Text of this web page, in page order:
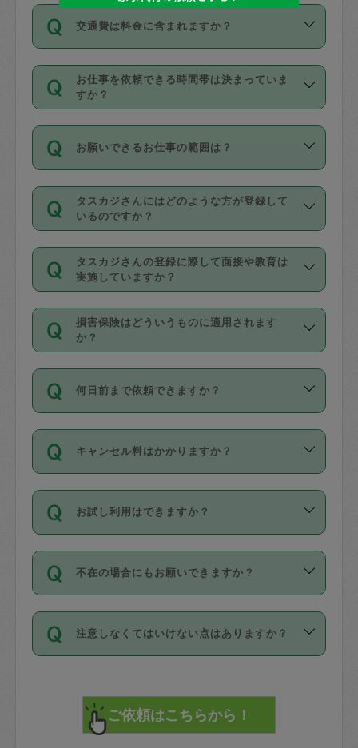
カード情報のご登録は、依頼リクエスト
を行う際にご入力ください。プロフィー
ル登録時にはご入力いただかなくても大
丈夫です。
デビットカード・プリペイドカード（Vプ
リカ、au WALLETなど）は支払にはご利
銀行振込や現金払いも対応していませ
なお、タスカジさんの交通費も、依頼料
金のご請求と合わせてお支払いとなりま
動計算で表示されます。
依頼には「スポット」と「定期（毎週｜
隔週）」があり、「定期」の依頼は「ス
ポット」よりお得な料金でご利用できま
す。
定期の最低利用回数は設けていない代わ
りに、一定数を超えたキャンセルは有償
（例：毎週定期の場合は３回以上のキャ
ンセルが有償（1200円、隔週定期の場合
は２回以上のキャンセルが有償（1200
交通費は料金に含まれますか？
交通費は依頼料金とは別途発生し、依頼
料金のご請求と合わせてお支払いとなり
ます。交通費の金額は「依頼の詳細」に
お仕事を依頼できる時間帯は決まっていま
すか？
時間帯は3種類あります。いずれも１回あ
たり３時間です。
・ＡＭ ９時～１２時
・ＰＭ １３時～１６時
・夜 １８時～２１時
開始時間を２時間前後変更することが可
能です。依頼送信後、個別にタスカジさ
んにメッセージを送り調整してくださ
い。ただし、２時間を越えての調整はで
時間も被らない場合、損害保険の対象外
お願いできるお仕事の範囲は？
掃除、整理収納、洗濯、買い物、料理、
作り置きです。タスカジさんによってで
きる仕事の範囲が異なりますので、依頼
する前にタスカジさんのプロフィールで
確認してください。
基本的に、高所での作業や危険作業、屋
外での作業は対象外です。
タスカジさんにはどのような方が登録して
いるのですか？
主婦として長年の家事経験をお持ちの
方、栄養士・調理師といった資格者で保
育園や学校の給食やレストランで料理関
係の専門職に従事されていた方、日本で
すでにハウスキーパーや英語の先生とし
てお仕事をしているフィリピン出身の
社員など様々なバックグラウンドの方が
登録しています。
日本語も話せる方など様々です。
ールに記載していますので、各自の得意
を依頼してください。
タスカジさんの登録に際して面接や教育は
実施していますか？
応募の際に、各自事務局との面接と説明
を行っています。その後、身分証明書の
写真提出をしていただいています。外国
確認しています。タスカジさんトレーニ
ング動画を使ったセルフトレーニングの
現場トライアルを受け、合格したタスカ
ジさんが活動されています。
※テストセンターの講評は１件目のレビュ
参考
【詳細】タスカジさんの登録に際
損害保険はどういうものに適用されます
か？
依頼者とタスカジさんとの間でタスカジ
を通して成立した作業時間内での作業に
適用されます。作業範囲は、掃除、洗
です。作業中に物を壊したり、人にけが
をさせたりした場合が対象で、補償金額
す。
写真を撮り、
詳細FAQ：
損害賠償保険について教えて
何日前まで依頼できますか？
ご依頼は、現在を起点に3日後（72時間
以降）の日時から受付可能となっていま
す。
タスカジさんへ「募集」をかけることが
可能です。
キャンセル料はかかりますか？
キャンセル料には、以下の2種類がありま
す。
1. 直前キャンセル（定期、スポット契約
共通）
72時間を超える※と、以下のキャンセル
料が発生します。
直前キャンセル料：
72時間前〜24時間前＝依頼料金の50%
お試し利用はできますか？
「お試し利用」というメニューはありま
せんが、「一回のみ」依頼を活用するこ
とによって、気に入ったタスカジさんを
まず、条件の合う気になるタスカジさ
みてください。
その後、一番気に入ったタスカジさんに
不在の場合にもお願いできますか？
不在の場合の作業はタスカジさんの同意
が必要です。数回の依頼ののち、タスカ
ジさんと依頼者の間で十分な信頼関係が
てください。
不在時に部屋に入るためにタスカジさん
注意しなくてはいけない点はありますか？
で、必ず鍵のかかるロッカーや金庫に入
れて依頼者の責任の元管理するよう心掛
けてください。